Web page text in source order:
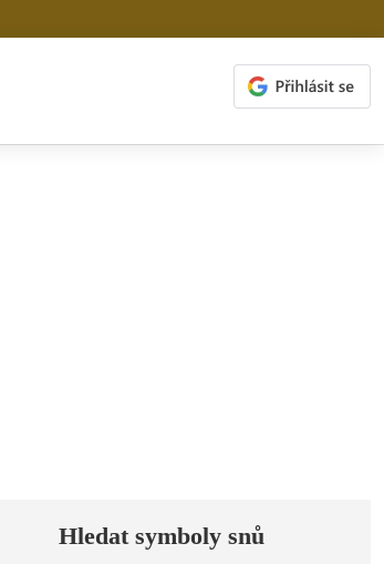
Hledat symboly snů